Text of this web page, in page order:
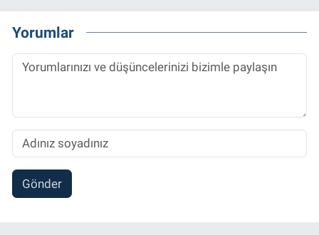
Yorumlar
Gönder